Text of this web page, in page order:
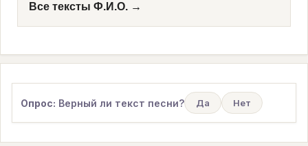
Все тексты Ф.И.О. →
Опрос: Верный ли текст песни? Да Нет